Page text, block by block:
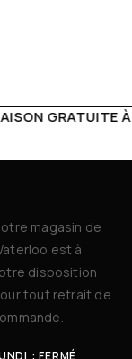
DE 150€LIVE
magasin de
est à
disposition
tout retrait de
: FERMÉ